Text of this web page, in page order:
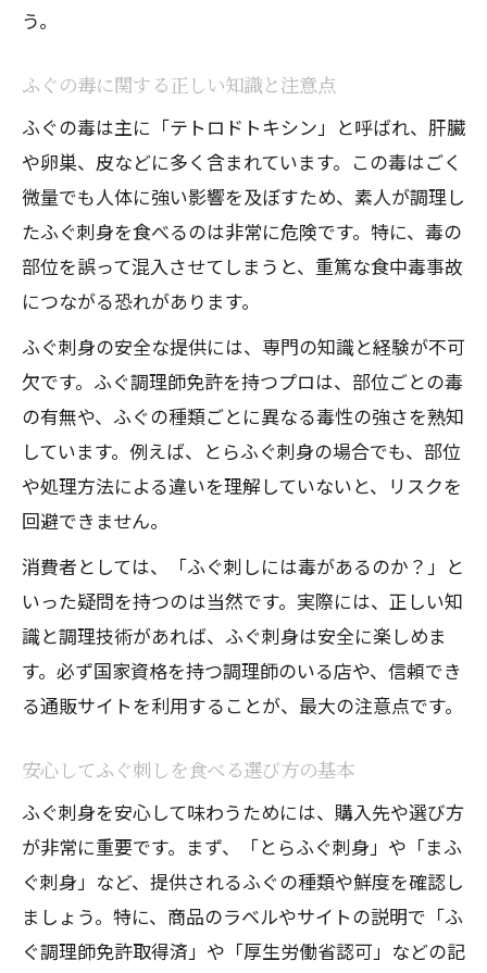
う。
ふぐの毒に関する正しい知識と注意点
ふぐの毒は主に「テトロドトキシン」と呼ばれ、肝臓
や卵巣、皮などに多く含まれています。この毒はごく
微量でも人体に強い影響を及ぼすため、素人が調理し
たふぐ刺身を食べるのは非常に危険です。特に、毒の
部位を誤って混入させてしまうと、重篤な食中毒事故
につながる恐れがあります。
ふぐ刺身の安全な提供には、専門の知識と経験が不可
欠です。ふぐ調理師免許を持つプロは、部位ごとの毒
の有無や、ふぐの種類ごとに異なる毒性の強さを熟知
しています。例えば、とらふぐ刺身の場合でも、部位
や処理方法による違いを理解していないと、リスクを
回避できません。
消費者としては、「ふぐ刺しには毒があるのか？」と
いった疑問を持つのは当然です。実際には、正しい知
識と調理技術があれば、ふぐ刺身は安全に楽しめま
す。必ず国家資格を持つ調理師のいる店や、信頼でき
る通販サイトを利用することが、最大の注意点です。
安心してふぐ刺しを食べる選び方の基本
ふぐ刺身を安心して味わうためには、購入先や選び方
が非常に重要です。まず、「とらふぐ刺身」や「まふ
ぐ刺身」など、提供されるふぐの種類や鮮度を確認し
ましょう。特に、商品のラベルやサイトの説明で「ふ
ぐ調理師免許取得済」や「厚生労働省認可」などの記